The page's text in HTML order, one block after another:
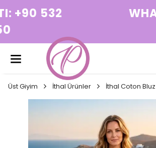
WHATSAPP HATTI:
Üst Giyim İthal Ürünler İthal Coton Bluz